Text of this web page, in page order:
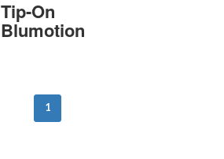
Tip-On
Blumotion
1